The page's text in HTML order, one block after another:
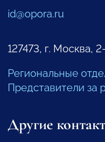
id@opora.ru
127473, г. Москва,
Региональные
Представители за
Другие